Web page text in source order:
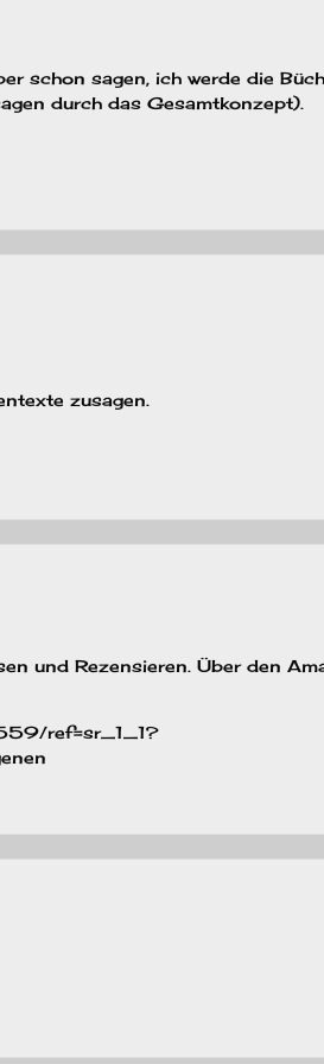
schon sagen, ich werde die
durch das Gesamtkonzept).
zusagen.
und Rezensieren. Über den
ref=sr_1_1?